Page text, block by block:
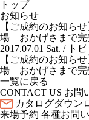
トップ
お知らせ
【ご成約のお知ら
場 おかげさまで完
2017.07.01 Sat. / ト
【ご成約のお知ら
場 おかげさまで完
一覧に戻る
CONTACT US お問
カタログダウン
来場予約 各種お問